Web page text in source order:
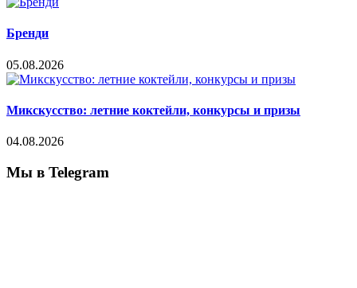
Бренди
05.08.2026
Микскусство: летние коктейли, конкурсы и призы
04.08.2026
Мы в Telegram